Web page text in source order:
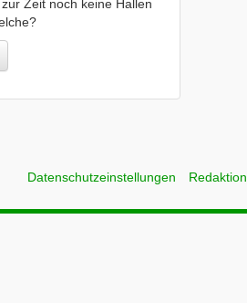
Zeit noch keine Hallen
Datenschutzeinstellungen Redaktion